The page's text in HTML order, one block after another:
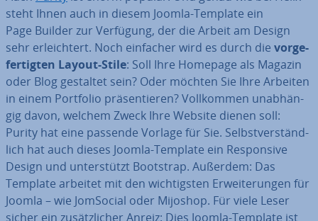
steht Ihnen auch in diesem Joomla-Template ein
Page Builder zur Verfügung, der die Arbeit am Design
sehr er­leich­tert. Noch einfacher wird es durch die vor­ge­
fer­tig­ten Layout-Stile: Soll Ihre Homepage als Magazin
oder Blog gestaltet sein? Oder möchten Sie Ihre Arbeiten
in einem Portfolio prä­sen­tie­ren? Voll­kom­men un­ab­hän­
gig davon, welchem Zweck Ihre Website dienen soll:
Purity hat eine passende Vorlage für Sie. Selbst­ver­ständ­
lich hat auch dieses Joomla-Template ein Re­spon­si­ve
Design und un­ter­stützt Bootstrap. Außerdem: Das
Template arbeitet mit den wich­tigs­ten Er­wei­te­run­gen für
Joomla – wie JomSocial oder Mijoshop. Für viele Leser
sicher ein zu­sätz­li­cher Anreiz: Dies Joomla-Template ist